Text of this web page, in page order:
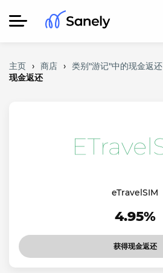
主页 › 商店 › 类别"游记"中的现金返还
现金返还
eTravelSIM
4.95%
获得现金返还